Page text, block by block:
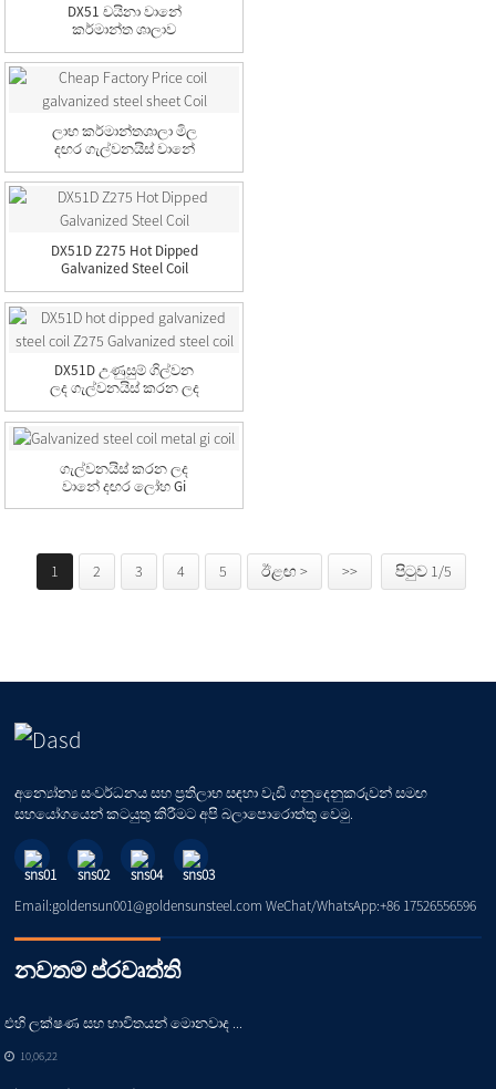
DX51 චයිනා වානේ
කර්මාන්ත ශාලාව
කරන ලද ...
ලාභ කර්මාන්තශාලා මිල
දඟර ගැල්වනයිස් වානේ
DX51D Z275 Hot Dipped
Galvanized Steel Coil
DX51D උණුසුම් ගිල්වන
ලද ගැල්වනයිස් කරන ලද
ගැල්වනයිස් කරන ලද
වානේ දඟර ලෝහ Gi
දඟර
1 2 3 4 5 ඊළඟ > >> පිටුව 1/5
අන්‍යෝන්‍ය සංවර්ධනය සහ ප්‍රතිලාභ සඳහා වැඩි ගනුදෙනුකරුවන් සමඟ
සහයෝගයෙන් කටයුතු කිරීමට අපි බලාපොරොත්තු වෙමු.
Email:goldensun001@goldensunsteel.com WeChat/WhatsApp:+86 17526556596
නවතම ප්රවෘත්ති
එහි ලක්ෂණ සහ භාවිතයන් මොනවාද ...
10,06,22